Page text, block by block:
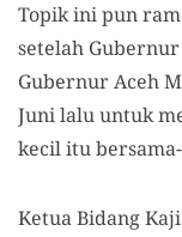
Topik ini pun
setelah
Gubernur Aceh
Juni lalu untuk
kecil itu
Ketua Bidang